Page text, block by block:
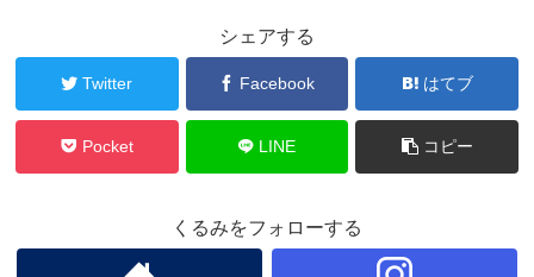
シェアする
Twitter Facebook はてブ
Pocket LINE コピー
くるみをフォローする